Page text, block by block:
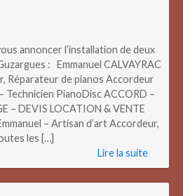
annoncer l’installation de deux
: Emmanuel CALVAYRAC
Réparateur de pianos Accordeur
Technicien PianoDisc ACCORD –
– DEVIS LOCATION & VENTE
– Artisan d’art Accordeur,
les […]
Lire la suite